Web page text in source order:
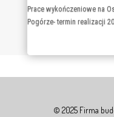
Dostawa angiografu w
Pogórze- termin